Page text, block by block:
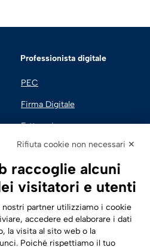
Professionista digitale
PEC
Firma Digitale
Fatturazione
Sicurezza Digitale
Cloud
Seguici su:
Rifiuta cookie non necessari ✕
raccoglie alcuni
visitatori e utenti
partner utilizziamo i cookie
accedere ed elaborare i dati
la visita al sito web o la
Poiché rispettiamo il tuo